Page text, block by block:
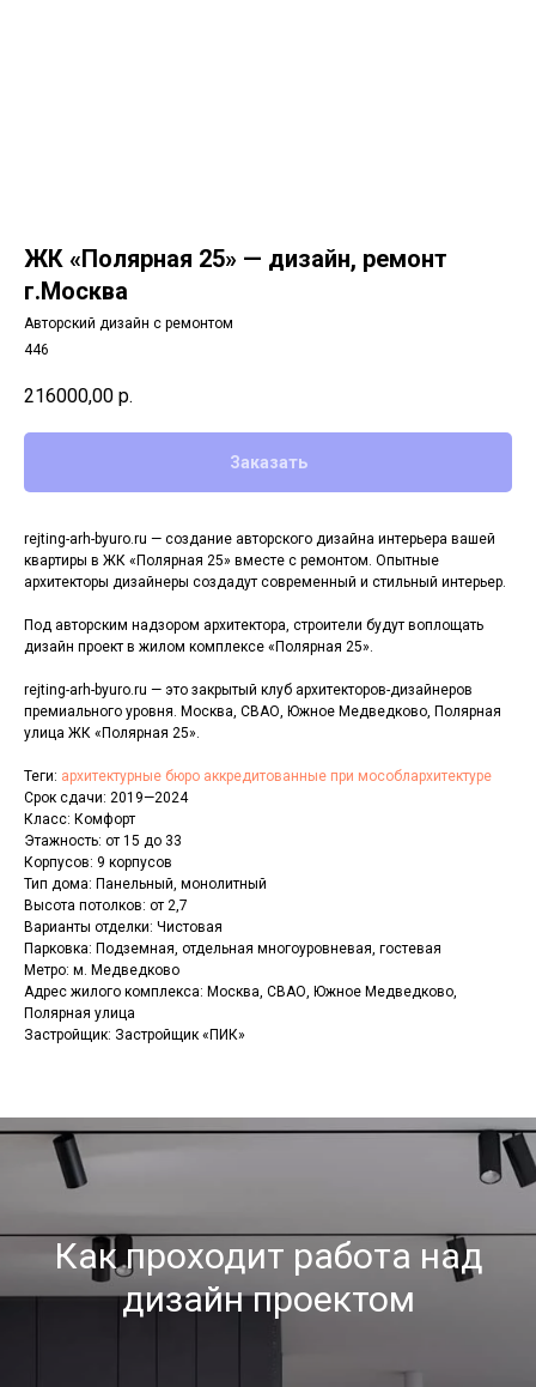
ЖК «Полярная 25» — дизайн, ремонт
г.Москва
Авторский дизайн с ремонтом
446
216000,00 р.
Заказать
rejting-arh-byuro.ru — создание авторского дизайна интерьера вашей
квартиры в ЖК «Полярная 25» вместе с ремонтом. Опытные
архитекторы дизайнеры создадут современный и стильный интерьер.
Под авторским надзором архитектора, строители будут воплощать
дизайн проект в жилом комплексе «Полярная 25».
rejting-arh-byuro.ru — это закрытый клуб архитекторов-дизайнеров
премиального уровня. Москва, СВАО, Южное Медведково, Полярная
улица ЖК «Полярная 25».
Теги: архитектурные бюро аккредитованные при мособлархитектуре
Срок сдачи: 2019—2024
Класс: Комфорт
Этажность: от 15 до 33
Корпусов: 9 корпусов
Тип дома: Панельный, монолитный
Высота потолков: от 2,7
Варианты отделки: Чистовая
Парковка: Подземная, отдельная многоуровневая, гостевая
Метро: м. Медведково
Адрес жилого комплекса: Москва, СВАО, Южное Медведково,
Полярная улица
Застройщик: Застройщик «ПИК»
Как проходит работа над
дизайн проектом